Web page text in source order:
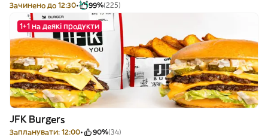
Зачинено до 12:30 99%(225)
1+1 на деякі продукти
JFK Burgers
Запланувати: 12:00 90%(34)